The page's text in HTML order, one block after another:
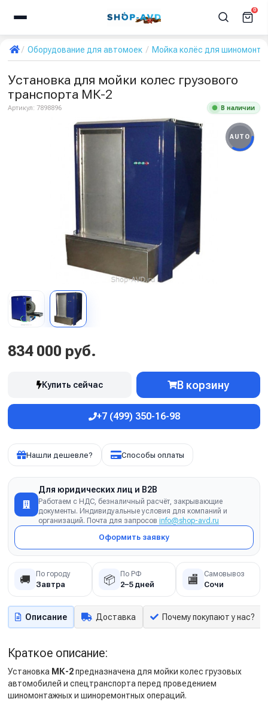
0
Оборудование для автомоек Мойка колёс для
Установка для мойки колес грузового
транспорта МК-2
Артикул: 7898896 В наличии
AUTO
834 000 руб.
Купить сейчас В корзину
+7 (499) 350-16-98
Нашли дешевле? Способы оплаты
Для юридических лиц и B2B
Работаем с НДС, безналичный расчёт, закрывающие
документы. Индивидуальные условия для компаний и
организаций. Почта для запросов info@shop-avd.ru
Оформить заявку
🚚 По городу
Завтра 📦 По РФ
2–5 дней 🏬 Самовывоз
Сочи
Описание Доставка Почему покупают у нас?
Краткое описание:
Установка МК-2предназначена для мойки колес грузовых
автомобилей и спецтранспорта перед проведением
шиномонтажных и шиноремонтных операций.